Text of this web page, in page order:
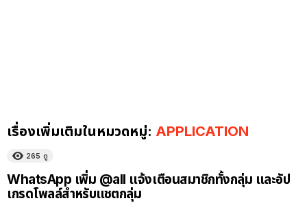
เรื่องเพิ่มเติมในหมวดหมู่: APPLICATION
265 ดู
WhatsApp เพิ่ม @all แจ้งเตือนสมาชิกทั้งกลุ่ม และอัป
เกรดโพลล์สำหรับแชตกลุ่ม